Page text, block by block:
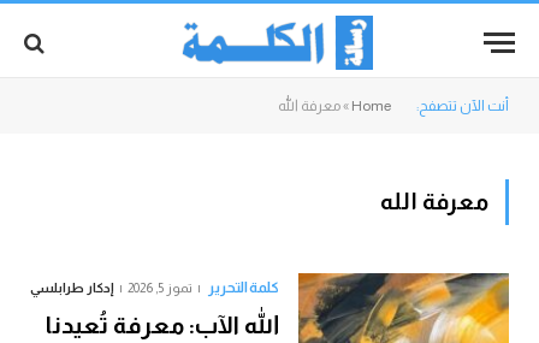
أنت الآن تتصفح: Home
»معرفة الله
معرفة الله
كلمة التحرير تموز 5, 2026 إدكار طرابلسي
الله الآب: معرفة تُعيدنا